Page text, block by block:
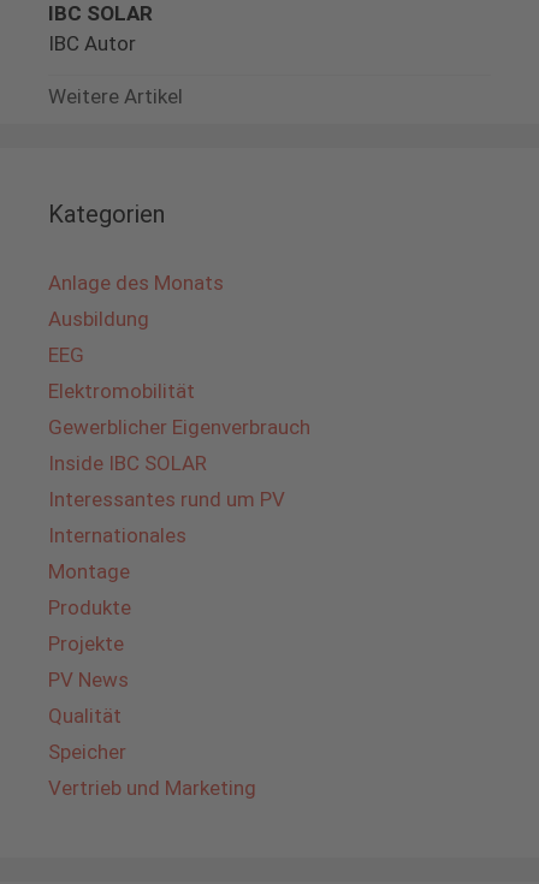
IBC SOLAR
IBC Autor
Weitere Artikel
Kategorien
Anlage des Monats
Ausbildung
EEG
Elektromobilität
Gewerblicher Eigenverbrauch
Inside IBC SOLAR
Interessantes rund um PV
Internationales
Montage
Produkte
Projekte
PV News
Qualität
Speicher
Vertrieb und Marketing